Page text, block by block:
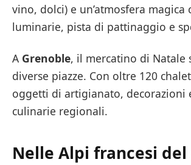
vino, dolci) e un’atmosfera magica
luminarie, pista di pattinaggio e
A Grenoble, il mercatino di Natale
diverse piazze. Con oltre 120
oggetti di artigianato, decorazioni
culinarie regionali.
Nelle Alpi francesi del